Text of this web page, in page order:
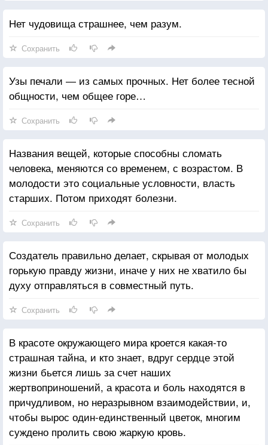
Нет чудовища страшнее, чем разум.
Сохранить
Узы печали ― из самых прочных. Нет более тесной
общности, чем общее горе…
Сохранить
Названия вещей, которые способны сломать
человека, меняются со временем, с возрастом. В
молодости это социальные условности, власть
старших. Потом приходят болезни.
Сохранить
Создатель правильно делает, скрывая от молодых
горькую правду жизни, иначе у них не хватило бы
духу отправляться в совместный путь.
Сохранить
В красоте окружающего мира кроется какая-то
страшная тайна, и кто знает, вдруг сердце этой
жизни бьется лишь за счет наших
жертвоприношений, а красота и боль находятся в
причудливом, но неразрывном взаимодействии, и,
чтобы вырос один-единственный цветок, многим
суждено пролить свою жаркую кровь.